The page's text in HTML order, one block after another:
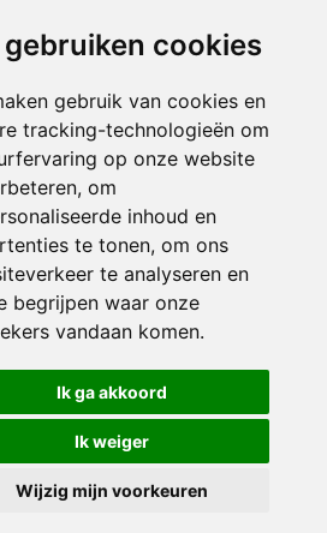
cookies
gebruik van cookies en
tracking-technologieën om
op onze website
om
inhoud en
te tonen, om ons
te analyseren en
begrijpen waar onze
vandaan komen.
Ik ga akkoord
Ik weiger
Wijzig mijn voorkeuren